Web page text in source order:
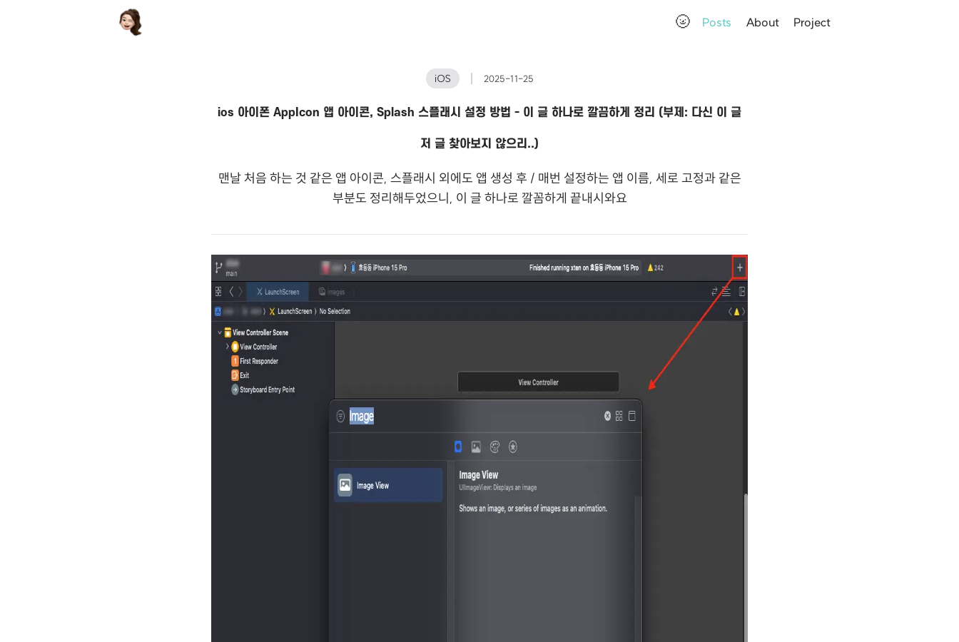
🌝 Posts About Project
iOS 2025-11-25
ios 아이폰 AppIcon 앱 아이콘, Splash 스플래시 설정 방법 - 이 글 하나로 깔끔하게 정리 (부제: 다신 이 글
저 글 찾아보지 않으리..)
맨날 처음 하는 것 같은 앱 아이콘, 스플래시 외에도 앱 생성 후 / 매번 설정하는 앱 이름, 세로 고정과 같은
부분도 정리해두었으니, 이 글 하나로 깔꼼하게 끝내시와요